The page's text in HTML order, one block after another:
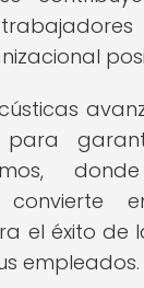
para
convierte
el éxito de
empleados.